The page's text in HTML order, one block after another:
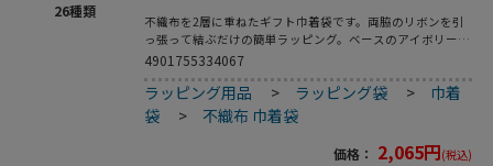
26種類
不織布を2層に重ねたギフト巾着袋です。両脇のリボンを引
っ張って結ぶだけの簡単ラッピング。ベースのアイボリー色
の上に薄手の白を重ねることで、やさしく上品なイメージの
目よりも容量があります。●入数：10枚
4901755334067
ラッピング用品 > ラッピング袋 > 巾着
袋
> 不織布 巾着袋
価格： 2,065円(税込)